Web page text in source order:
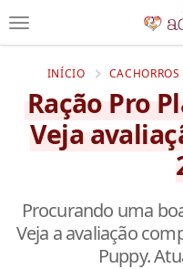
INÍCIO CACHORROS
Ração Pro
Veja
Procurando uma
Veja a avaliação
Puppy.